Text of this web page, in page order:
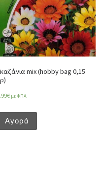
mix (hobby bag 0,15
€ με ΦΠΑ
Αγορά